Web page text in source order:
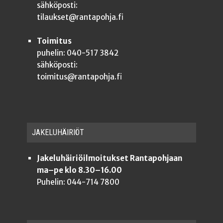
sähköposti:
tilaukset@rantapohja.fi
Toimitus
puhelin: 040-517 3842
sähköposti:
toimitus@rantapohja.fi
JAKE­LU­HÄI­RIÖT
Jakeluhäiriöilmoitukset Rantapohjaan
ma–pe klo 8.30–16.00
Puhelin: 044-714 7800